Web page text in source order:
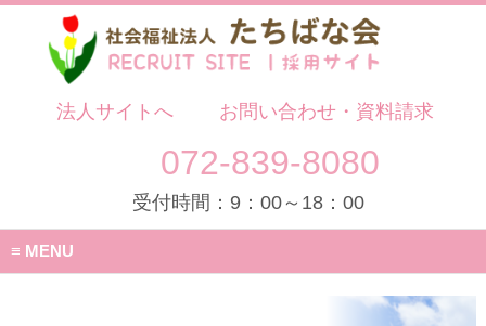
法人サイトへ お問い合わせ・資料請求
072-839-8080
受付時間：9：00～18：00
MENU